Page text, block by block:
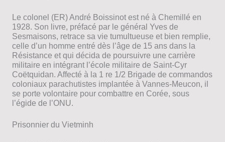
Le colonel (ER) André Boissinot est né à Chemillé en
1928. Son livre, préfacé par le général Yves de
Sesmaisons, retrace sa vie tumultueuse et bien remplie,
celle d’un homme entré dès l’âge de 15 ans dans la
Résistance et qui décida de poursuivre une carrière
militaire en intégrant l’école militaire de Saint-Cyr
Coëtquidan. Affecté à la 1 re 1/2 Brigade de commandos
coloniaux parachutistes implantée à Vannes-Meucon, il
se porte volontaire pour combattre en Corée, sous
l’égide de l’ONU.
Prisonnier du Vietminh